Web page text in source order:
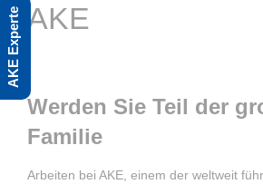
AKE
Werden Sie Teil der
Familie
Arbeiten bei AKE, einem der weltweit
AKE Experte